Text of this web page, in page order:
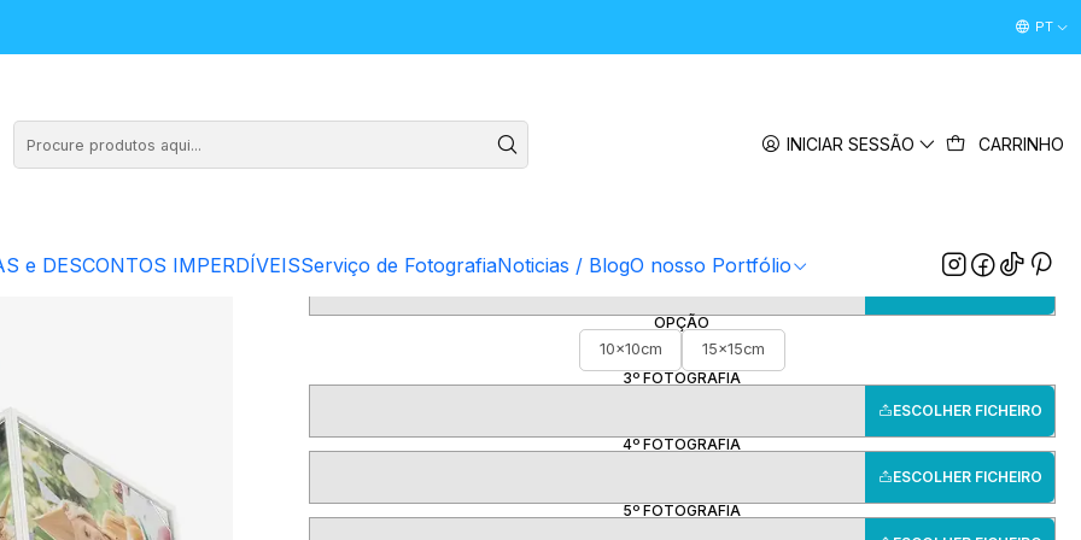
INICIAR SESSÃO CARRINHO
e DESCONTOS IMPERDÍVEISServiço de FotografiaNoticias / BlogO nosso Portfólio
Desconto Boas Vindas 5% " boasvindas26 " (PrimeiraPT
Cubo Giratório com Fotos
2º FOTOGRAFIA/IMAGEM
OPÇÃO
10x10cm
15x15cm
3º FOTOGRAFIA
ESCOLHER FICHEIRO
4º FOTOGRAFIA
ESCOLHER FICHEIRO
5º FOTOGRAFIA